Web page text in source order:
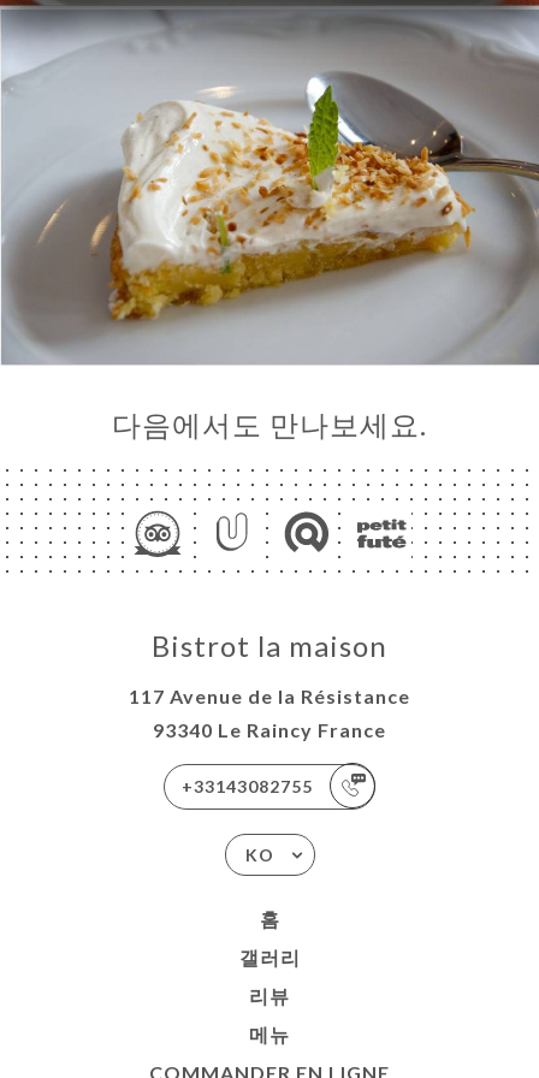
다음에서도 만나보세요.
Bistrot la maison
117 Avenue de la Résistance
93340 Le Raincy France
+33143082755
KO
홈
갤러리
리뷰
메뉴
COMMANDER EN LIGNE